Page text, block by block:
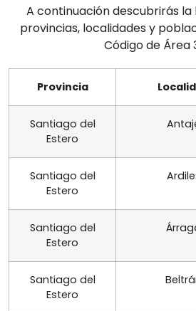
A continuación descubrirás
provincias, localidades y
Código de Área
Provincia
Santiago del
Estero
Santiago del
Estero
Santiago del
Estero
Santiago del
Estero